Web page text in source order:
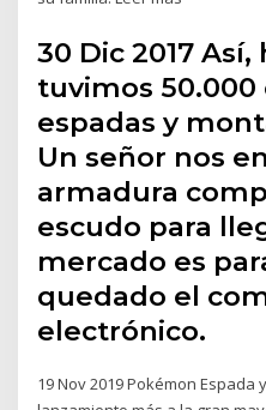
30 Dic 2017
tuvimos 50.000
espadas y
Un señor nos
armadura
escudo para
mercado es
quedado el
electrónico.
19 Nov 2019 Pokémon